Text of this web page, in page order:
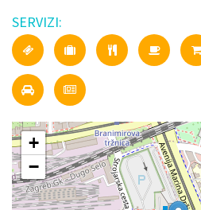
SERVIZI:
+
−